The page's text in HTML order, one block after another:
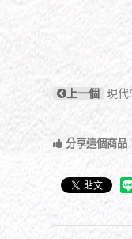
上一個 現代
分享這個商品